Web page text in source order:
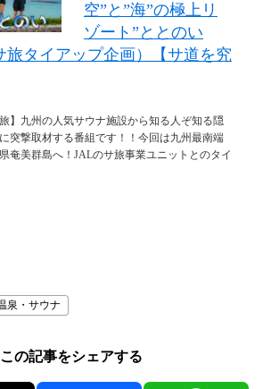
空”と”海”の極上リ
ゾート”ととのい
旅タイアップ企画）【サ道を究
旅】九州の人気サウナ施設から知る人ぞ知る隠
突撃取材する番組です！！今回は九州最南端
奄美群島へ！JALのサ旅事業ユニットとのタイ
泉・サウナ
この記事をシェアする